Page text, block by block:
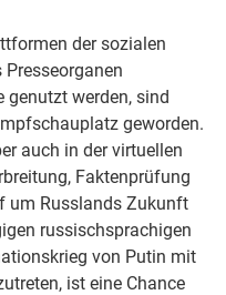
der sozialen
genutzt werden, sind
geworden.
auch in der virtuellen
Faktenprüfung
um Russlands Zukunft
russischsprachigen
von Putin mit
ist eine Chance